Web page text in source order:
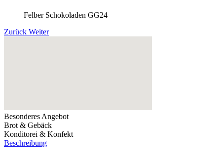
Felber Schokoladen GG24
Zurück Weiter
Besonderes Angebot
Brot & Gebäck
Konditorei & Konfekt
Beschreibung